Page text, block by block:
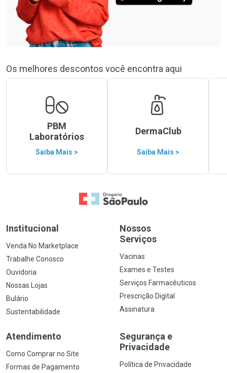
Os melhores descontos você encontra aqui
PBM
Laboratórios
Saiba Mais >
DermaClub
Saiba Mais >
Ir para a Home
Institucional
Venda No Marketplace
Trabalhe Conosco
Ouvidoria
Nossas Lojas
Bulário
Sustentabilidade
Nossos
Serviços
Vacinas
Exames e Testes
Serviços Farmacêuticos
Prescrição Digital
Assinatura
Atendimento
Como Comprar no Site
Formas de Pagamento
Segurança e
Privacidade
Política de Privacidade